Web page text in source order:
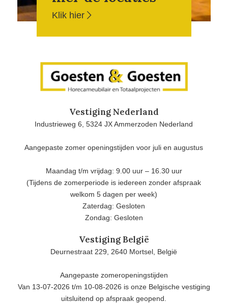
Klik hier
Vestiging Nederland
Industrieweg 6, 5324 JX Ammerzoden Nederland
Aangepaste zomer openingstijden voor juli en augustus
Maandag t/m vrijdag: 9.00 uur – 16.30 uur
(Tijdens de zomerperiode is iedereen zonder afspraak
welkom 5 dagen per week)
Zaterdag: Gesloten
Zondag: Gesloten
Vestiging België
Deurnestraat 229, 2640 Mortsel, België
Aangepaste zomeropeningstijden
Van 13-07-2026 t/m 10-08-2026 is onze Belgische vestiging
uitsluitend op afspraak geopend.